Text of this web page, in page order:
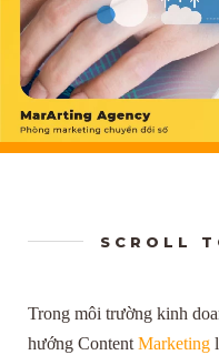
SCROLL
Trong môi trường kinh
hướng Content Marketing